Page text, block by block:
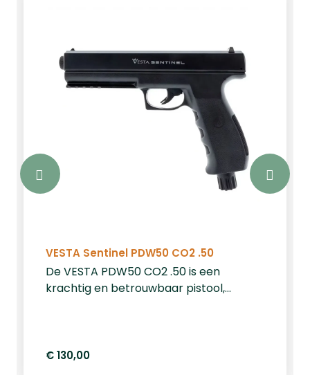
VESTA Sentinel PDW50 CO2 .50
De VESTA PDW50 CO2 .50 is een
krachtig en betrouwbaar pistool,
met .50 kaliber ballen, biedt dit pistool
€ 130,00